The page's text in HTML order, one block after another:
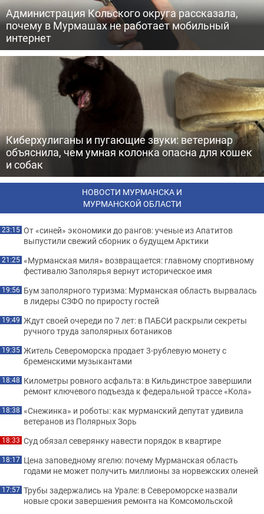
Администрация Кольского округа рассказала,
почему в Мурмашах не работает мобильный
интернет
Киберхулиганы и пугающие звуки: ветеринар
объяснила, чем умная колонка опасна для кошек
и собак
НОВОСТИ МУРМАНСКА И
МУРМАНСКОЙ ОБЛАСТИ
23:15 От «синей» экономики до рангов: ученые из Апатитов
выпустили свежий сборник о будущем Арктики
21:25 «Мурманская миля» возвращается: главному спортивному
фестивалю Заполярья вернут историческое имя
19:56 Бум заполярного туризма: Мурманская область вырвалась
в лидеры СЗФО по приросту гостей
19:49 Ждут своей очереди по 7 лет: в ПАБСИ раскрыли секреты
ручного труда заполярных ботаников
19:35 Житель Североморска продает 3-рублевую монету с
бременскими музыкантами
18:48 Километры ровного асфальта: в Кильдинстрое завершили
ремонт ключевого подъезда к федеральной трассе «Кола»
18:38 «Снежинка» и роботы: как мурманский депутат удивила
ветеранов из Полярных Зорь
18:33 Суд обязал северянку навести порядок в квартире
18:17 Цена заповедному ягелю: почему Мурманская область
годами не может получить миллионы за норвежских оленей
17:57 Трубы задержались на Урале: в Североморске назвали
новые сроки завершения ремонта на Комсомольской